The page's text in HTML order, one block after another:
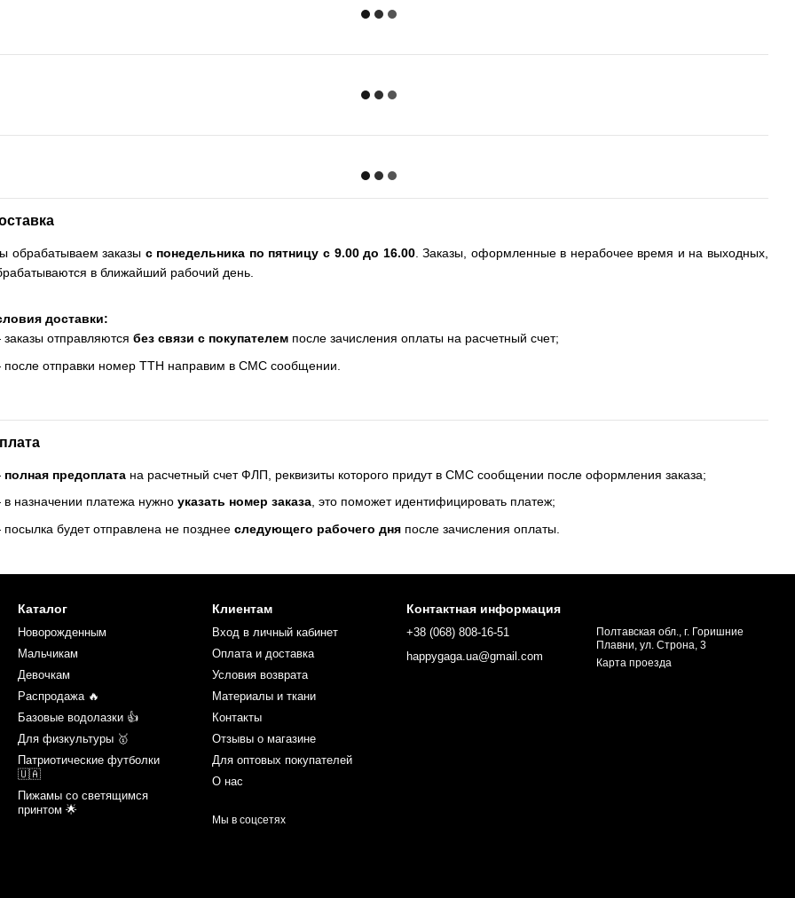
обрабатываем заказы с понедельника по пятницу с 9.00 до 16.00. Заказы, оформленные в нерабочее время и на выходных,
в ближайший рабочий день.
доставки:
отправляютсябез связи с покупателем после зачисления оплаты на расчетный счет;
отправки номер ТТН направим в СМС сообщении.
полная предоплата на расчетный счет ФЛП, реквизиты которого придут в СМС сообщении после оформления заказа;
назначении платежа нужноуказать номер заказа, это поможет идентифицировать платеж;
будет отправлена не позднееследующего рабочего дня после зачисления оплаты.
Каталог
Новорожденным
Мальчикам
Девочкам
Распродажа 🔥
Базовые водолазки 👍
Для физкультуры 🥇
Патриотические футболки
🇺🇦
Пижамы со светящимся
принтом 🌟
Клиентам
Вход в личный кабинет
Оплата и доставка
Условия возврата
Материалы и ткани
Контакты
Отзывы о магазине
Для оптовых покупателей
О нас
Мы в соцсетях
Контактная информация
+38 (068) 808-16-51
happygaga.ua@gmail.com
Полтавская обл., г. Горишние
Плавни, ул. Строна, 3
Карта проезда